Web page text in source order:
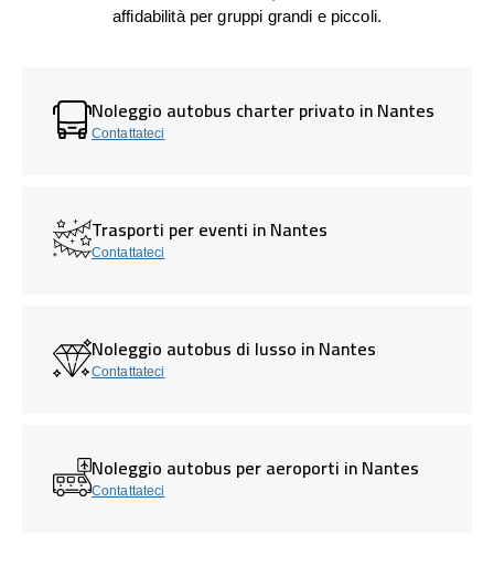
affidabilità per gruppi grandi e piccoli.
Noleggio autobus charter privato in Nantes
Contattateci
Trasporti per eventi in Nantes
Contattateci
Noleggio autobus di lusso in Nantes
Contattateci
Noleggio autobus per aeroporti in Nantes
Contattateci